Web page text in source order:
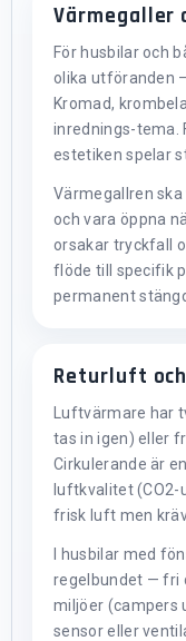
Värmegaller
För husbilar och
olika utföranden
Kromad,
inrednings-tema.
estetiken spelar
Värmegallren
och vara öppna
orsakar tryckfall
flöde till specifik
permanent
Returluft
Luftvärmare har
tas in igen) eller
Cirkulerande är
luftkvalitet (CO2-
frisk luft men
I husbilar med
regelbundet — fri
miljöer (campers
sensor eller